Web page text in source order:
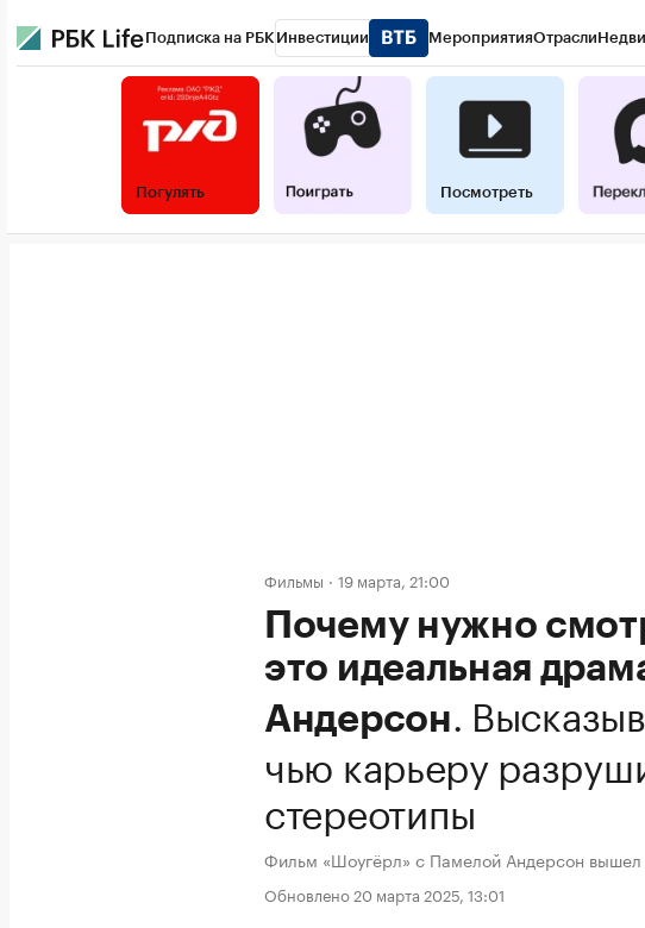
Подписка на РБК Инвестиции МероприятияОтрасли
РБК LifeТренды ВизионерыНациональные проекты
Конференции СПб Спецпроекты Проверка контрагентов
Погулять Посмотреть
Фильмы 19 марта, 21:00
Почему нужно
это идеальная
Андерсон.
чью карьеру
стереотипы
Фильм «Шоугёрл» с Памелой Андерсон вышел
Обновлено 20 марта 2025, 13:01